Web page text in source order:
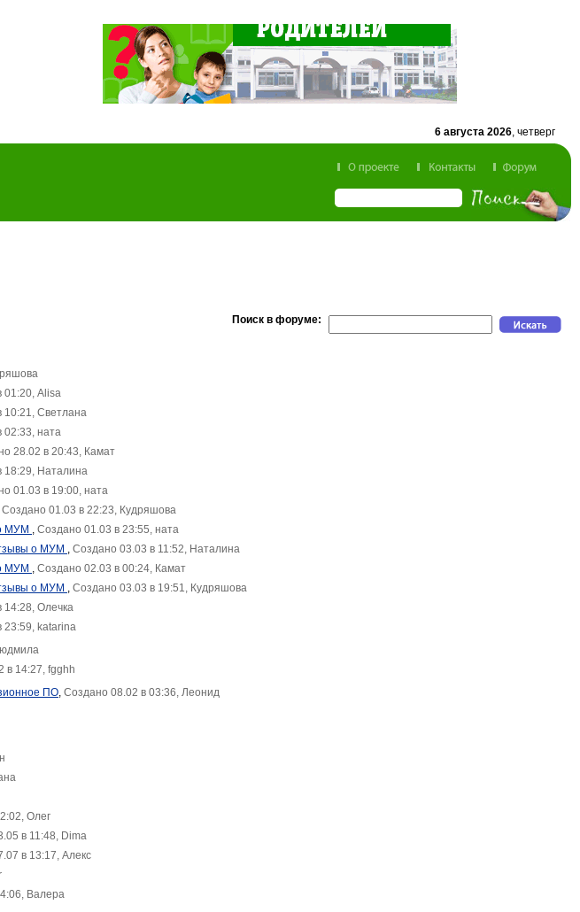
6 августа 2026, четверг
Поиск в форуме:
01:20, Alisa
10:21, Светлана
02:33, ната
28.02 в 20:43, Камат
18:29, Наталина
01.03 в 19:00, ната
Создано 01.03 в 22:23, Кудряшова
МУМ , Создано 01.03 в 23:55, ната
о МУМ , Создано 03.03 в 11:52, Наталина
МУМ , Создано 02.03 в 00:24, Камат
о МУМ , Создано 03.03 в 19:51, Кудряшова
14:28, Олечка
23:59, katarina
в 14:27, fgghh
ПО, Создано 08.02 в 03:36, Леонид
Олег
в 11:48, Dima
в 13:17, Алекс
Валера